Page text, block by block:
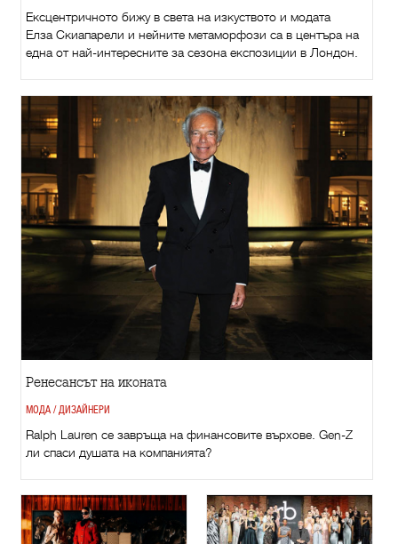
Ексцентричното бижу в света на изкуството и модата
Елза Скиапарели и нейните метаморфози са в центъра на
една от най-интересните за сезона експозиции в Лондон.
Ренесансът на иконата
МОДА / ДИЗАЙНЕРИ
Ralph Lauren се завръща на финансовите върхове. Gen-Z
ли спаси душата на компанията?